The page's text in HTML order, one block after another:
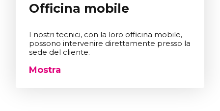
Officina mobile
I nostri tecnici, con la loro officina mobile,
possono intervenire direttamente presso la
sede del cliente.
Mostra